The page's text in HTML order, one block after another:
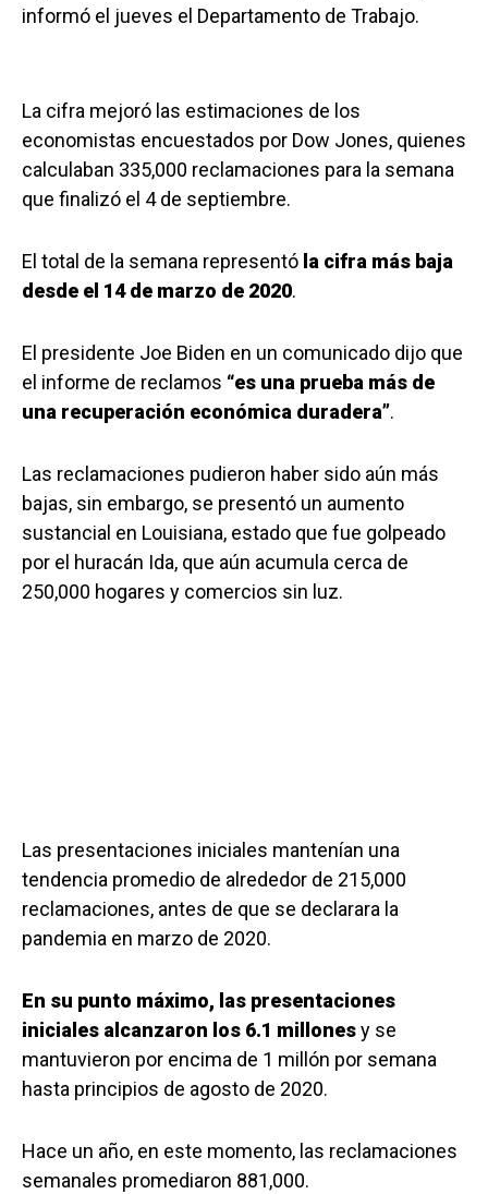
informó el jueves el Departamento de Trabajo.
La cifra mejoró las estimaciones de los
economistas encuestados por Dow Jones, quienes
calculaban 335,000 reclamaciones para la semana
que finalizó el 4 de septiembre.
El total de la semana representó la cifra más baja
desde el 14 de marzo de 2020.
El presidente Joe Biden en un comunicado dijo que
el informe de reclamos “es una prueba más de
una recuperación económica duradera”.
Las reclamaciones pudieron haber sido aún más
bajas, sin embargo, se presentó un aumento
sustancial en Louisiana, estado que fue golpeado
por el huracán Ida, que aún acumula cerca de
250,000 hogares y comercios sin luz.
Las presentaciones iniciales mantenían una
tendencia promedio de alrededor de 215,000
reclamaciones, antes de que se declarara la
pandemia en marzo de 2020.
En su punto máximo, las presentaciones
iniciales alcanzaron los 6.1 millonesy se
mantuvieron por encima de 1 millón por semana
hasta principios de agosto de 2020.
Hace un año, en este momento, las reclamaciones
semanales promediaron 881,000.